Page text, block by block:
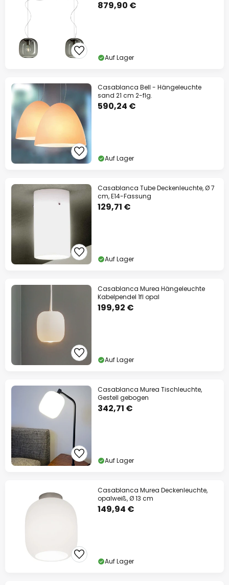
879,90 €
Auf Lager
Casablanca Bell - Hängeleuchte
sand 21 cm 2-flg.
590,24 €
Auf Lager
Casablanca Tube Deckenleuchte, Ø 7
cm, E14-Fassung
129,71 €
Auf Lager
Casablanca Murea Hängeleuchte
Kabelpendel 1fl opal
199,92 €
Auf Lager
Casablanca Murea Tischleuchte,
Gestell gebogen
342,71 €
Auf Lager
Casablanca Murea Deckenleuchte,
opalweiß, Ø 13 cm
149,94 €
Auf Lager